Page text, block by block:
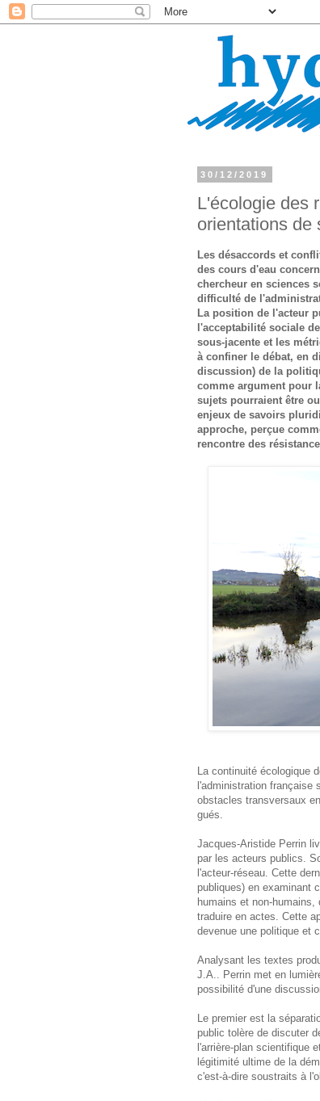
30/12/2019
L'écologie des
orientations de
Les désaccords et
des cours d'eau
chercheur en sciences
difficulté de
La position de l'acteur
l'acceptabilité sociale
sous-jacente et les
à confiner le débat, en
discussion) de la
comme argument pour
sujets pourraient être
enjeux de savoirs
approche, perçue
rencontre des
La continuité écologique
l'administration française
obstacles transversaux
gués.
Jacques-Aristide Perrin
par les acteurs publics.
l'acteur-réseau. Cette
publiques) en examinant
humains et non-
traduire en actes. Cette
devenue une politique et
Analysant les textes
J.A.. Perrin met en
possibilité d'une
Le premier est la
public tolère de discuter
l'arrière-plan scientifique
légitimité ultime de la
c'est-à-dire soustraits à